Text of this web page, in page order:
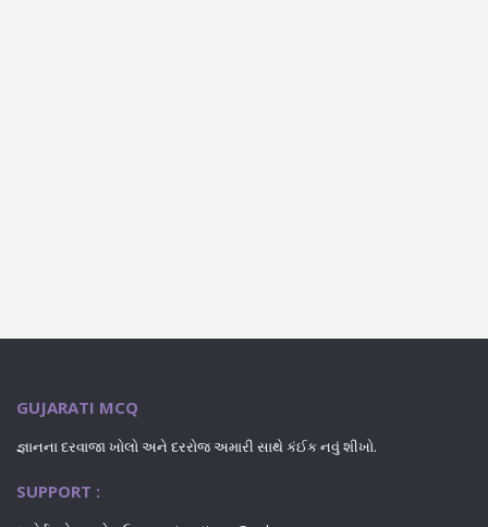
GUJARATI MCQ
જ્ઞાનના દરવાજા ખોલો અને દરરોજ અમારી સાથે કંઈક નવું શીખો.
SUPPORT :